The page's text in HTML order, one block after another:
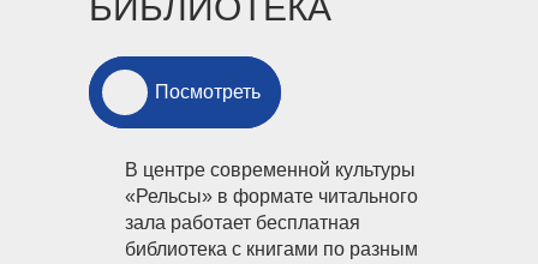
В центре современной культуры
«Рельсы» в формате читального
зала работает бесплатная
библиотека с книгами по разным
ПосмотретьПосмотреть